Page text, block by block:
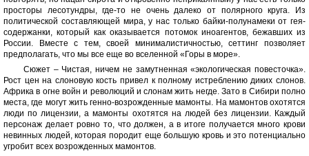
просторы лесотундры, где-то не очень далеко от полярного круга. Из
политической составляющей мира, у нас только байки-полунамеки от гея-
содержанки, который как оказывается потомок иноагентов, бежавших из
России. Вместе с тем, своей минималистичностью, сеттинг позволяет
предполагать, что мы все еще во вселенной «Горы в море».
Сюжет – Чистая, ничем не замутненная «экологическая повесточка».
Рост цен на слоновую кость привел к полному истреблению диких слонов.
Африка в огне войн и революций и слонам жить негде. Зато в Сибири полно
места, где могут жить генно-возрожденные мамонты. На мамонтов охотятся
люди по лицензии, а мамонты охотятся на людей без лицензии. Каждый
персонаж делает ровно то, что должен, а в итоге получается много крови
невинных людей, которая породит еще большую кровь и это потенциально
угробит всех возрожденных мамонтов.